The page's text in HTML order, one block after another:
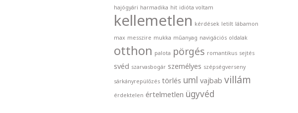
hajógyári harmadika hit idióta voltam
kellemetlen kérdések letilt lábamon
max messzire mukka műanyag navigációs oldalak
otthon palota pörgés romantikus sejtés
svéd szarvasbogár személyes szépségverseny
sárkányrepülőzés törlés uml vajbab villám
érdektelen értelmetlen ügyvéd